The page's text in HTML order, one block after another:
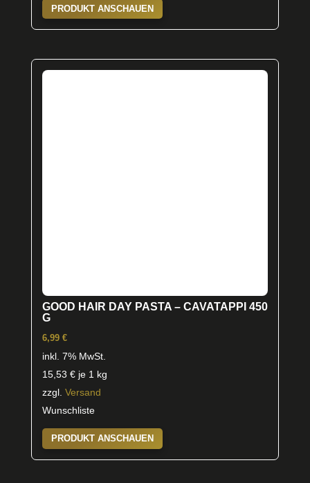
PRODUKT ANSCHAUEN
GOOD HAIR DAY PASTA – CAVATAPPI 450
G
6,99 €
inkl. 7% MwSt.
15,53 €je 1 kg
zzgl. Versand
Wunschliste
PRODUKT ANSCHAUEN